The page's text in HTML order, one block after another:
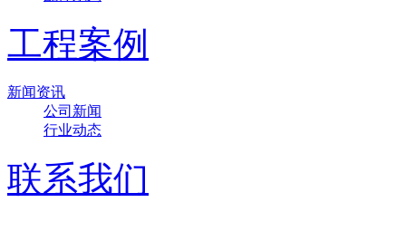
工程案例
新闻资讯
公司新闻
行业动态
联系我们